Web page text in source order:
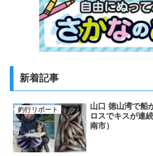
新着記事
釣行リポート
山口 徳山湾で船
ロスでキスが連
南市）